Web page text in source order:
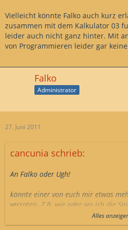
Vielleicht könnte Falko auch kurz
zusammen mit dem Kalkulator 03
leider auch nicht ganz hinter. Mit
von Programmieren leider gar
Falko
Administrator
27. Juni 2011
cancunia schrieb:
An Falko oder Ugh!
könnte einer von euch mir etwas
verraten. Z.B. wie oder wo ich die
ich z.B die Suchfunktion für die
habe. Dieses Tool ist einfach zu gut
Alles